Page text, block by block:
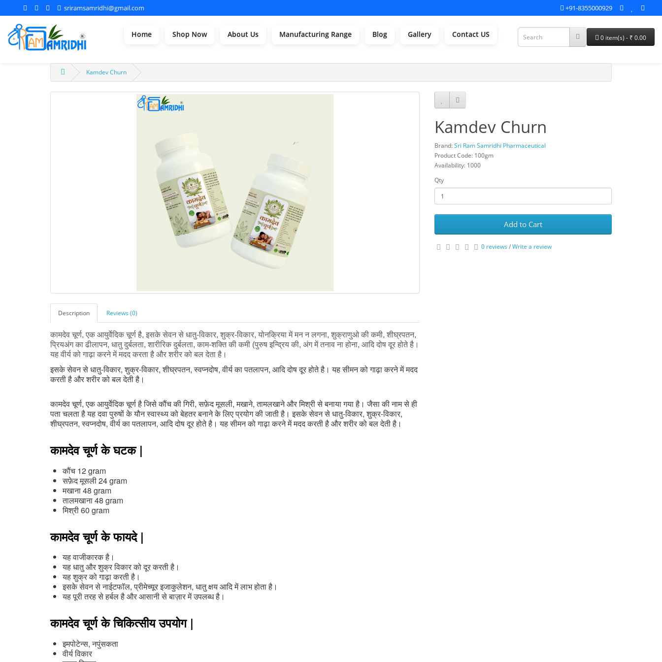
sriramsamridhi@gmail.com +91-8355000929
Home Shop Now About Us Manufacturing Range Blog Gallery Contact US 0 item(s) - ₹ 0.00
Kamdev Churn
Description Reviews (0)
कामदेव चूर्ण, एक आयुर्वेदिक चूर्ण है, इसके सेवन से धातु-विकार, शुक्र-विकार, योनक्रिया में मन न लगना, शुक्राणुओ की कमी, शीघ्रपतन,
प्रियअंग का ढीलापन, धातु दुर्बलता, शारीरिक दुर्बलता, काम-शक्ति की कमी (पुरुष इन्द्रिय की, अंग में तनाव ना होना, आदि दोष दूर होते है।
यह वीर्य को गाढ़ा करने में मदद करता है और शरीर को बल देता है।
इसके सेवन से धातु-विकार, शुक्र-विकार, शीघ्रपतन, स्वप्नदोष, वीर्य का पतलापन, आदि दोष दूर होते है। यह सीमन को गाढ़ा करने में मदद
करती है और शरीर को बल देती है।
कामदेव चूर्ण, एक आयुर्वेदिक चूर्ण है जिसे कौंच की गिरी, सफ़ेद मूसली, मखाने, तामलखाने और मिश्री से बनाया गया है। जैसा की नाम से ही
पता चलता है यह दवा पुरुषों के यौन स्वास्थ्य को बेहतर बनाने के लिए प्रयोग की जाती है। इसके सेवन से धातु-विकार, शुक्र-विकार,
शीघ्रपतन, स्वप्नदोष, वीर्य का पतलापन, आदि दोष दूर होते है। यह सीमन को गाढ़ा करने में मदद करती है और शरीर को बल देती है।
कामदेव चूर्ण के घटक |
कौंच 12 gram
सफ़ेद मूसली 24 gram
मखाना 48 gram
तालमखाना 48 gram
मिश्री 60 gram
कामदेव चूर्ण के फायदे |
यह वाजीकारक है।
यह धातु और शुक्र विकार को दूर करती है।
यह शुक्र को गाढ़ा करती है।
इसके सेवन से नाईटफॉल, प्रीमेच्यूर इजाकुलेशन, धातु क्षय आदि में लाभ होता है।
यह पूरी तरह से हर्बल है और आसानी से बाज़ार में उपलब्ध है।
कामदेव चूर्ण के चिकित्सीय उपयोग |
इमपोटेन्स, नपुंसकता
वीर्य विकार
Kamdev Churn
Brand:Sri Ram Samridhi Pharmaceutical
Product Code: 100gm
Availability: 1000
Qty
Add to Cart
0 reviews/Write a review